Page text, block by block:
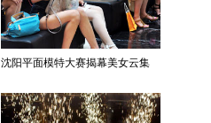
沈阳平面模特大赛揭幕美女云集